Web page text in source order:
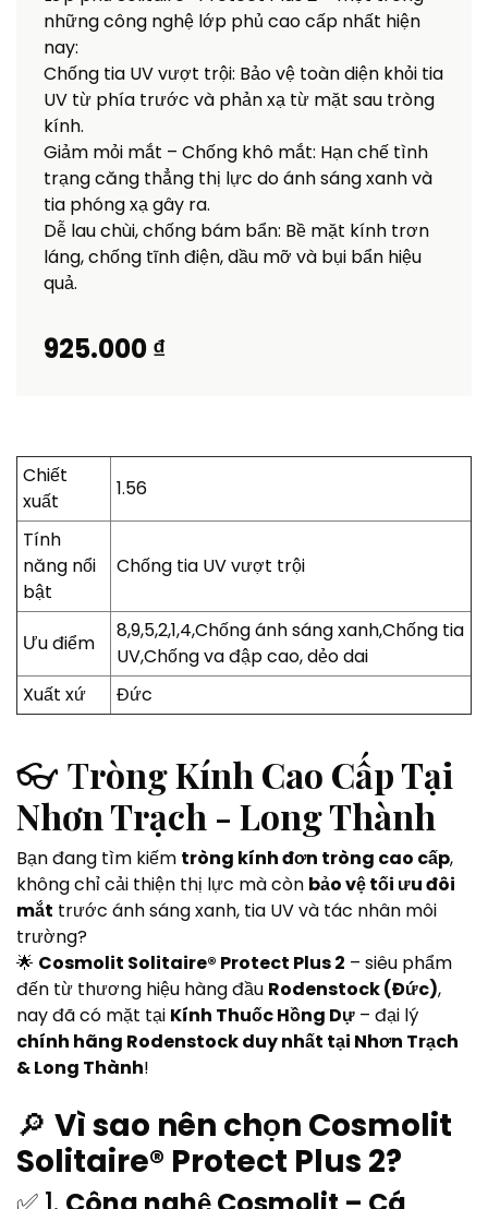
những công nghệ lớp phủ cao cấp nhất hiện
nay:
Chống tia UV vượt trội: Bảo vệ toàn diện khỏi tia
UV từ phía trước và phản xạ từ mặt sau tròng
kính.
Giảm mỏi mắt – Chống khô mắt: Hạn chế tình
trạng căng thẳng thị lực do ánh sáng xanh và
tia phóng xạ gây ra.
Dễ lau chùi, chống bám bẩn: Bề mặt kính trơn
láng, chống tĩnh điện, dầu mỡ và bụi bẩn hiệu
quả.
925.000 ₫
Chiết
xuất
1.56
Tính
năng nổi
bật
Chống tia UV vượt trội
Ưu điểm
8,9,5,2,1,4,Chống ánh sáng xanh,Chống tia
UV,Chống va đập cao, dẻo dai
Xuất xứ
Đức
👓 Tròng Kính Cao Cấp Tại
Nhơn Trạch - Long Thành
Bạn đang tìm kiếm tròng kính đơn tròng cao cấp,
không chỉ cải thiện thị lực mà còn bảo vệ tối ưu đôi
mắt trước ánh sáng xanh, tia UV và tác nhân môi
trường?
🌟 Cosmolit Solitaire® Protect Plus 2 – siêu phẩm
đến từ thương hiệu hàng đầu Rodenstock (Đức),
nay đã có mặt tại Kính Thuốc Hồng Dự – đại lý
chính hãng Rodenstock duy nhất tại Nhơn Trạch
& Long Thành!
🔎 Vì sao nên chọn Cosmolit
Solitaire® Protect Plus 2?